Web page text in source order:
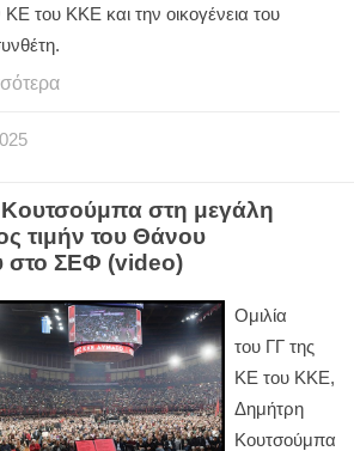
ΚΕ του ΚΚΕ και την οικογένεια του
Κουτσούμπα στη μεγάλη
τιμήν του Θάνου
στο ΣΕΦ (video)
Ομιλία
του ΓΓ της
ΚΕ του ΚΚΕ,
Δημήτρη
Κουτσούμπα